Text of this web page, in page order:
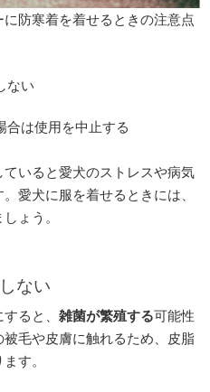
防寒着を着せるときの注意点
ない
合は使用を中止する
いると愛犬のストレスや病気
愛犬に服を着せるときには、
ょう。
ない
すると、雑菌が繁殖する可能性
毛や皮膚に触れるため、皮脂
す。